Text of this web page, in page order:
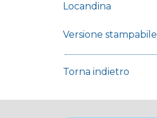
Locandina
Versione stampabile
Torna indietro